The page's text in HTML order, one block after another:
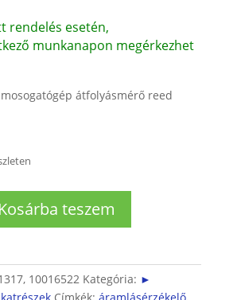
rendelés esetén,
munkanapon megérkezhet
átfolyásmérő reed
Kosárba teszem
10016522 Kategória: ►